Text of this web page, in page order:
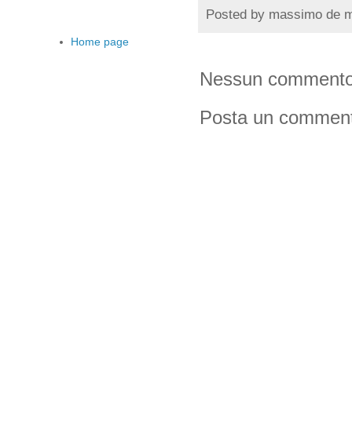
Posted by massimo de
Nessun
Posta un
Home page